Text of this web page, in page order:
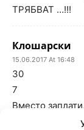
ТРЯБВАТ …!!!
Клошарски
15.06.2017 At 16:48
30
7
Вместо